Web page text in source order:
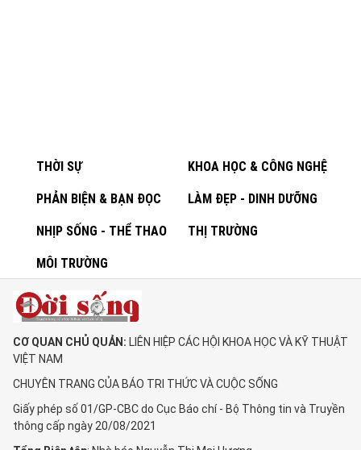
THỜI SỰ KHOA HỌC & CÔNG NGHỆ
PHẢN BIỆN & BẠN ĐỌC LÀM ĐẸP - DINH DƯỠNG
NHỊP SỐNG - THỂ THAO THỊ TRƯỜNG
MÔI TRƯỜNG
CƠ QUAN CHỦ QUẢN: LIÊN HIỆP CÁC HỘI KHOA HỌC VÀ KỸ THUẬT
VIỆT NAM
CHUYÊN TRANG CỦA BÁO TRI THỨC VÀ CUỘC SỐNG
Giấy phép số 01/GP-CBC do Cục Báo chí - Bộ Thông tin và Truyền
thông cấp ngày 20/08/2021